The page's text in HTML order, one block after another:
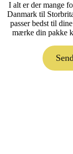
I alt er der mange
Danmark til
passer bedst til
mærke din pakke